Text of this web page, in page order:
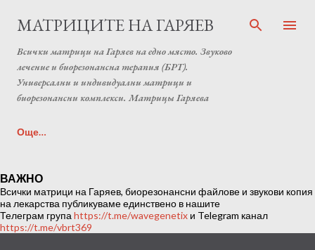
Пропускане към основното съдържание
МАТРИЦИТЕ НА ГАРЯЕВ
Всички матрици на Гаряев на едно място. Звуково
лечение и биорезонансна терапия (БРТ).
Универсални и индивидуални матрици и
биорезонансни комплекси. Матрицы Гаряева
Още…
Laboratory (Individual programs Garyaev matrix)
ВАЖНО
Всички матрици на Гаряев, биорезонансни файлове и звукови копия
на лекарства публикуваме единствено в нашите
Телеграм група https://t.me/wavegenetix и Telegram канал
https://t.me/vbrt369